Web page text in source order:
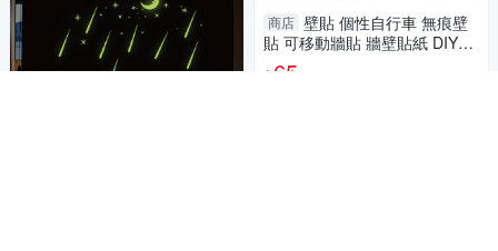
商店 壁貼 個性自行車 無痕壁
貼 可移動牆貼 牆壁貼紙 DIY組
合壁貼
$ 65